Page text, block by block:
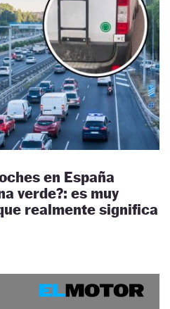
en España
verde?: es muy
realmente significa